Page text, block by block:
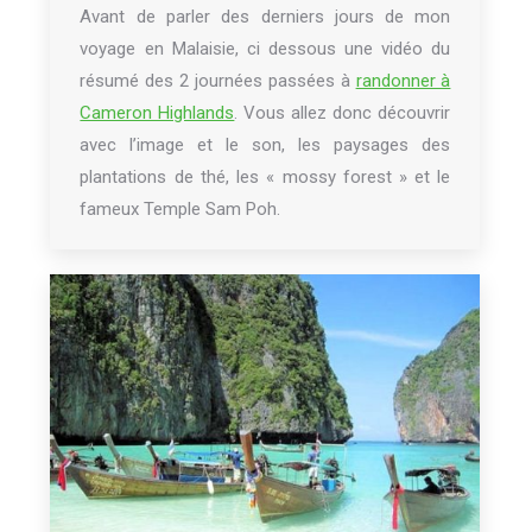
Avant de parler des derniers jours de mon
voyage en Malaisie, ci dessous une vidéo du
résumé des 2 journées passées à randonner à
Cameron Highlands. Vous allez donc découvrir
avec l’image et le son, les paysages des
plantations de thé, les « mossy forest » et le
fameux Temple Sam Poh.